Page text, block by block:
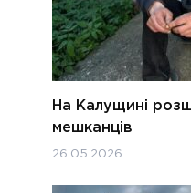
На Калущині
мешканців
26.05.2026